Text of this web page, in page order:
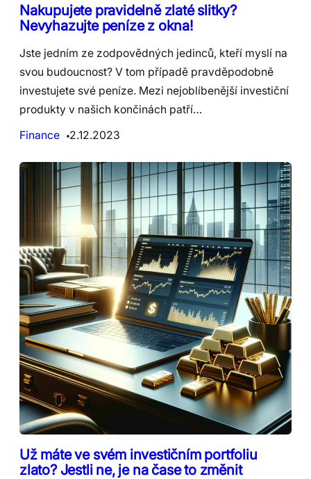
Nakupujete pravidelně zlaté slitky?
Nevyhazujte peníze z okna!
Jste jedním ze zodpovědných jedinců, kteří myslí na
svou budoucnost? V tom případě pravděpodobně
investujete své peníze. Mezi nejoblíbenější investiční
produkty v našich končinách patří…
Finance
2.12.2023
Už máte ve svém investičním portfoliu
zlato? Jestli ne, je na čase to změnit